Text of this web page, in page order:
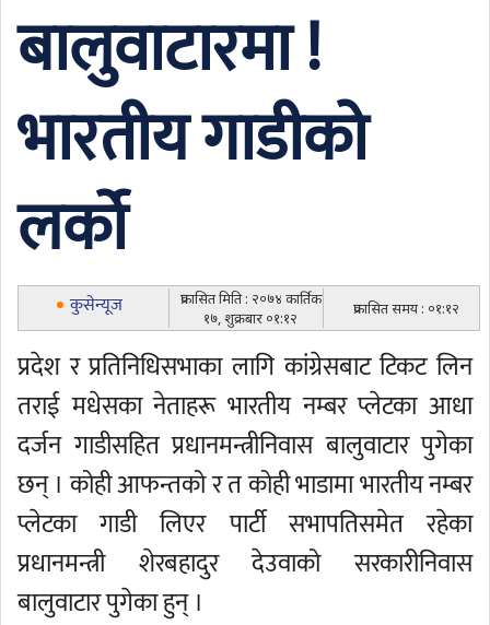
बालुवाटारमा !
भारतीय गाडीको
लर्को
कुसेन्यूज
प्रकासित मिति : २०७४ कार्तिक
१७, शुक्रबार ०१:१२
प्रकासित समय : ०१:१२
प्रदेश र प्रतिनिधिसभाका लागि कांग्रेसबाट टिकट लिन
तराई मधेसका नेताहरू भारतीय नम्बर प्लेटका आधा
दर्जन गाडीसहित प्रधानमन्त्रीनिवास बालुवाटार पुगेका
छन् । कोही आफन्तको र त कोही भाडामा भारतीय नम्बर
प्लेटका गाडी लिएर पार्टी सभापतिसमेत रहेका
प्रधानमन्त्री शेरबहादुर देउवाको सरकारीनिवास
बालुवाटार पुगेका हुन् ।